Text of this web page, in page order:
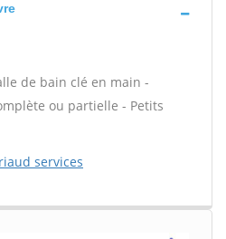
de bain clé en main -
ou partielle - Petits
services